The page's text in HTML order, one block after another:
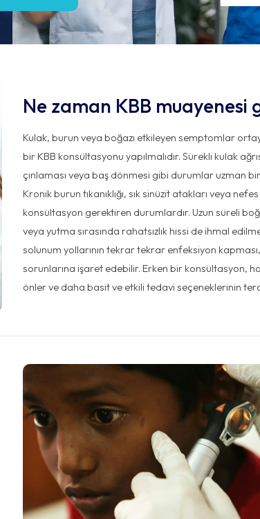
Ne zaman KBB muayenesi
Kulak, burun veya boğazı etkileyen semptomlar
bir KBB konsültasyonu yapılmalıdır. Sürekli kulak
çınlaması veya baş dönmesi gibi durumlar uzman
Kronik burun tıkanıklığı, sık sinüzit atakları veya
konsültasyon gerektiren durumlardır. Uzun süreli boğaz
veya yutma sırasında rahatsızlık hissi de ihmal
solunum yollarının tekrar tekrar enfeksiyon
sorunlarına işaret edebilir. Erken bir konsültasyon,
önler ve daha basit ve etkili tedavi seçeneklerinin